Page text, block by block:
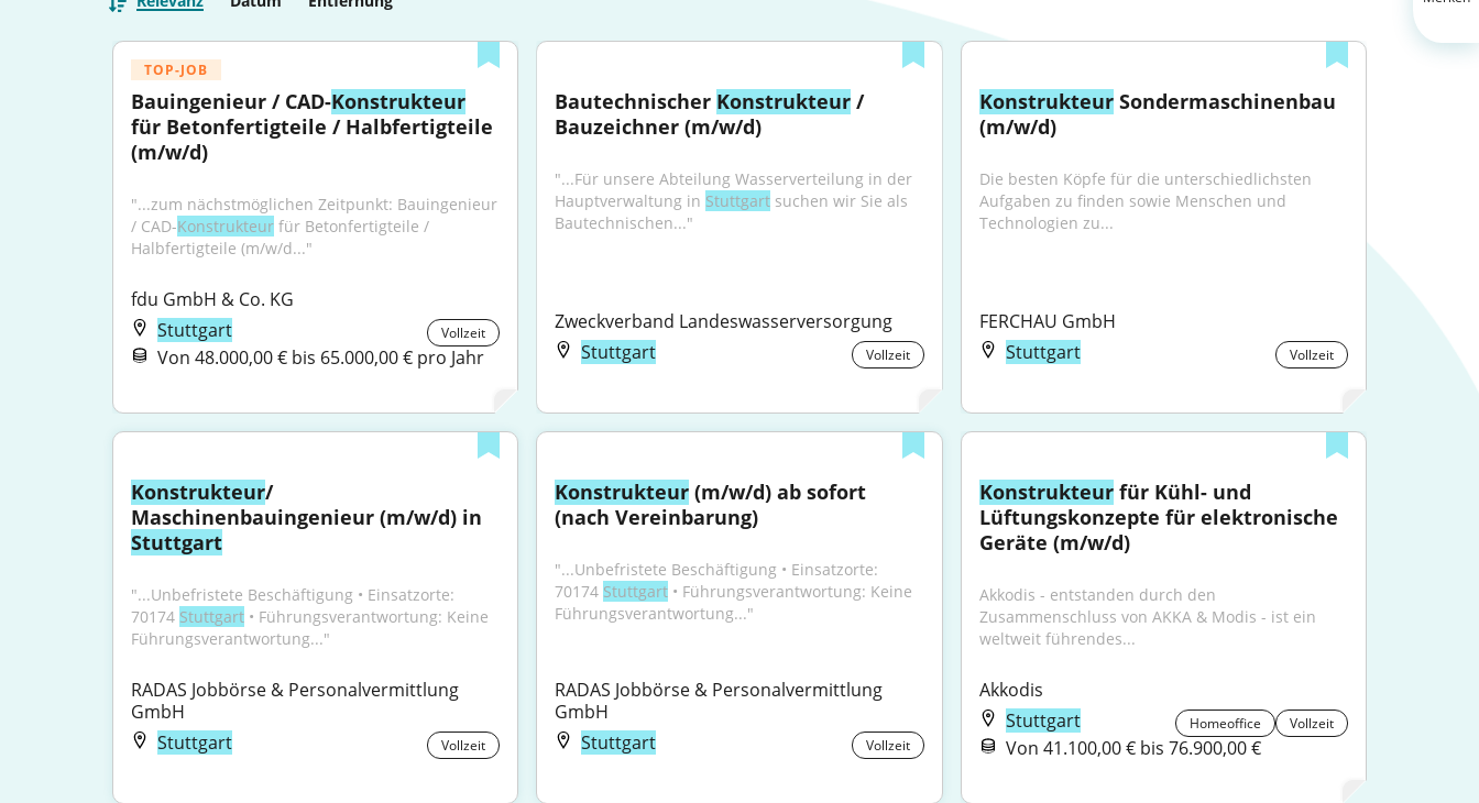
TOP-JOB
Bauingenieur / CAD-Konstrukteur
für Betonfertigteile / Halbfertigteile
(m/w/d)
"...zum nächstmöglichen Zeitpunkt: Bauingenieur
/ CAD-Konstrukteur für Betonfertigteile /
Halbfertigteile (m/w/d..."
fdu GmbH & Co. KG
Stuttgart
Vollzeit
Von 48.000,00 € bis 65.000,00 € pro Jahr
Bautechnischer Konstrukteur /
Bauzeichner (m/w/d)
"...Für unsere Abteilung Wasserverteilung in der
Hauptverwaltung in Stuttgart suchen wir Sie als
Bautechnischen..."
Zweckverband Landeswasserversorgung
Stuttgart
Vollzeit
Konstrukteur Sondermaschinenbau
(m/w/d)
Die besten Köpfe für die unterschiedlichsten
Aufgaben zu finden sowie Menschen und
Technologien zu...
FERCHAU GmbH
Stuttgart
Vollzeit
Konstrukteur/
Stuttgart
"...Unbefristete Beschäftigung • Einsatzorte:
70174 Stuttgart • Führungsverantwortung: Keine
Führungsverantwortung..."
RADAS Jobbörse & Personalvermittlung
GmbH
Stuttgart
Vollzeit
Konstrukteur (m/w/d) ab sofort
(nach Vereinbarung)
"...Unbefristete Beschäftigung • Einsatzorte:
70174 Stuttgart • Führungsverantwortung: Keine
Führungsverantwortung..."
RADAS Jobbörse & Personalvermittlung
GmbH
Stuttgart
Vollzeit
Konstrukteur für Kühl- und
Lüftungskonzepte für elektronische
Geräte (m/w/d)
Akkodis - entstanden durch den
Zusammenschluss von AKKA & Modis - ist ein
weltweit führendes...
Akkodis
Stuttgart
Homeoffice Vollzeit
Von 41.100,00 € bis 76.900,00 €